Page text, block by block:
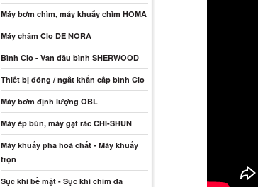
Máy bơm chìm, máy khuấy chìm HOMA
Máy châm Clo DE NORA
Bình Clo - Van đầu bình SHERWOOD
Thiết bị đóng / ngắt khẩn cấp bình Clo
Máy bơm định lượng OBL
Máy ép bùn, máy gạt rác CHI-SHUN
Máy khuấy pha hoá chất - Máy khuấy
trộn
Sục khí bề mặt - Sục khí chìm đa